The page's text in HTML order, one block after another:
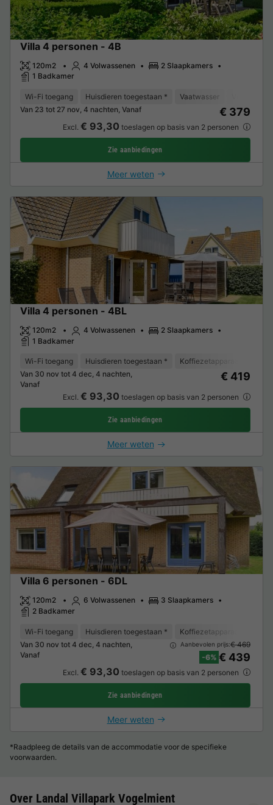
Villa 4 personen - 4B
120m2 4 Volwassenen
2 Slaapkamers
1 Badkamer
Wi-Fi toegang Huisdieren toegestaan * Vaatwasser
Van 23 tot 27 nov, 4 nachten, Vanaf
€ 379
Excl. € 93,30 toeslagen op basis van 2 personen
Zie aanbiedingen
Meer weten
Villa 4 personen - 4BL
120m2 4 Volwassenen
2 Slaapkamers
1 Badkamer
Wi-Fi toegang Huisdieren toegestaan * Koffiezetapparaat
Van 30 nov tot 4 dec, 4 nachten,
Vanaf
€ 419
Excl. € 93,30 toeslagen op basis van 2 personen
Zie aanbiedingen
Meer weten
Villa 6 personen - 6DL
120m2 6 Volwassenen
3 Slaapkamers
2 Badkamer
Wi-Fi toegang Huisdieren toegestaan * Koffiezetapparaat
Van 30 nov tot 4 dec, 4 nachten,
Vanaf
Aanbevolen prijs:€ 469
-6% € 439
Excl. € 93,30 toeslagen op basis van 2 personen
Zie aanbiedingen
Meer weten
*Raadpleeg de details van de accommodatie voor de specifieke
voorwaarden.
Over Landal Villapark Vogelmient